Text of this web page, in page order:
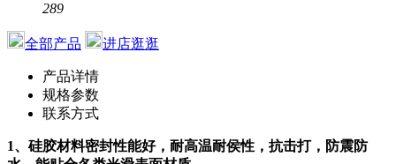
289
全部产品 进店逛逛
产品详情
规格参数
联系方式
1、硅胶材料密封性能好，耐高温耐侯性，抗击打，防震防